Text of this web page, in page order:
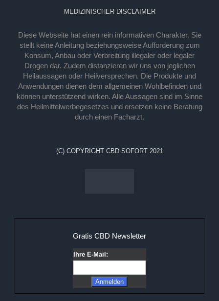
MEDIZINISCHER DISCLAIMER
Diese Webseite hat einen rein informativen Charakter. Sie
stellt keine Anleitung beziehungsweise Aufforderung zum
Konsum, Anbau oder Verbreitung illegaler oder legaler
Drogen dar. Zudem distanzieren wir uns von jeglichen
Heilaussagen oder Heilversprechen. Die Produkte und
Anwendungen dienen dem allgemeinen Wohlbefinden und
können unterstützend wirken. Alle Aussagen sind im Sinne
des Heilmittelwerbegesetzes und ersetzen keine Beratung
durch einen Facharzt.
(C) COPYRIGHT CBD SOFORT 2021
Gratis CBD Newsletter
Ihre E-Mail: